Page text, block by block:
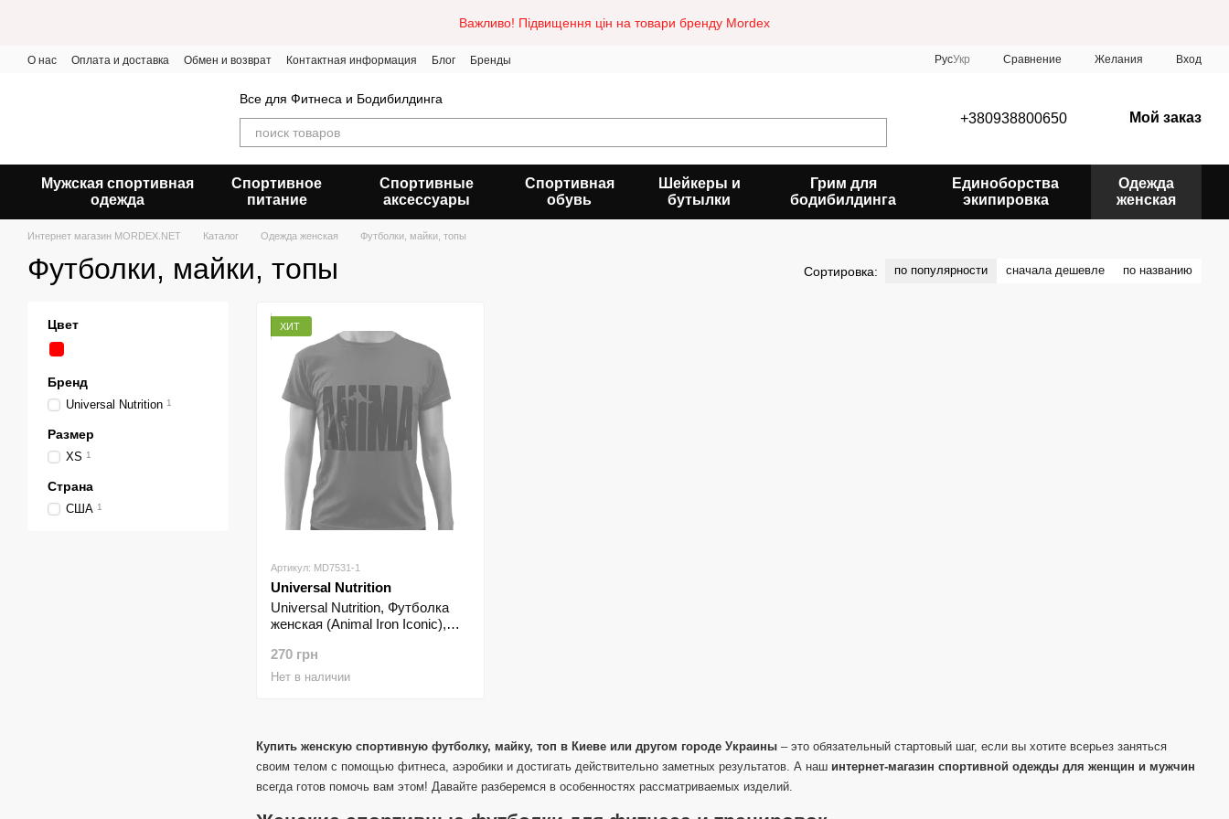
Важливо! Підвищення цін на товари бренду Mordex
О нас Оплата и доставка Обмен и возврат Контактная информация Блог Бренды РусУкр Сравнение Желания Вход
Все для Фитнеса и Бодибилдинга
+380938800650 Мой заказ
Мужская спортивная
одежда
Спортивное
питание
Спортивные
аксессуары
Спортивная
обувь
Шейкеры и
бутылки
Грим для
бодибилдинга
Единоборства
экипировка
Одежда
женская
Интернет магазин MORDEX.NET Каталог Одежда женская Футболки, майки, топы
Футболки, майки, топы Сортировка: по популярности сначала дешевле по названию
Купить женскую спортивную футболку, майку, топ в Киеве или другом городе Украины – это обязательный стартовый шаг, если вы хотите всерьез заняться
своим телом с помощью фитнеса, аэробики и достигать действительно заметных результатов. А наш интернет-магазин спортивной одежды для женщин и мужчин
всегда готов помочь вам этом! Давайте разберемся в особенностях рассматриваемых изделий.
ХИТ
Артикул: MD7531-1
Universal Nutrition
Universal Nutrition, Футболка
женская (Animal Iron Iconic),
270 грн
Нет в наличии
Цвет
Бренд
Universal Nutrition 1
Размер
XS 1
Страна
США 1